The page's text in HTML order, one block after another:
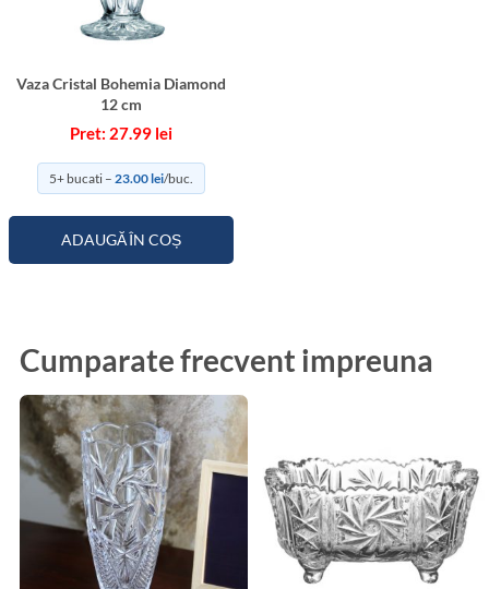
Vaza Cristal Bohemia Diamond
12 cm
27.99 lei
5+ bucati – 23.00lei/buc.
ADAUGĂ ÎN COȘ
Cumparate frecvent impreuna